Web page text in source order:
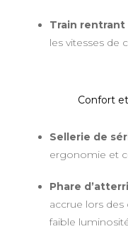
Train rentrant
les vitesses de
Confort
Sellerie de
ergonomie et
Phare
accrue lors
faible